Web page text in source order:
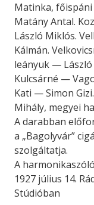
Matinka,
Matány Antal.
László Miklós.
Kálmán.
leányuk — László
Kulcsárné —
Kati — Simon
Mihály, megyei
A darabban
a „Bagolyvár”
szolgáltatja.
A
1927 július 14.
Stúdióban